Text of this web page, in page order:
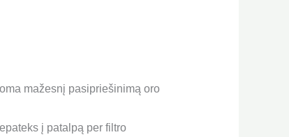
mažesnį pasipriešinimą oro
į patalpą per filtro